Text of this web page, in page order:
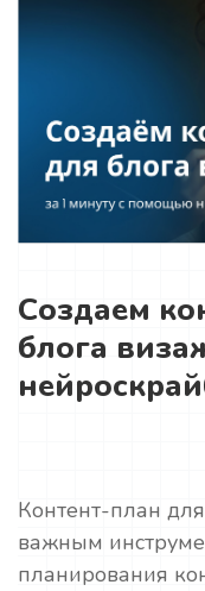
Создаем
блога
Контент-план
важным
планирования